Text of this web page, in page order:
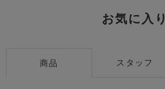
お気に入り
商品 スタッフ